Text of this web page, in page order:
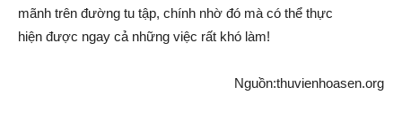
mãnh trên đường tu tập, chính nhờ đó mà có thể thực
hiện được ngay cả những việc rất khó làm!
Nguồn:thuvienhoasen.org